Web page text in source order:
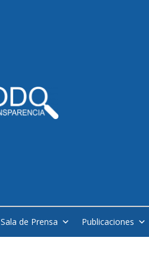
Sala de Prensa Publicaciones